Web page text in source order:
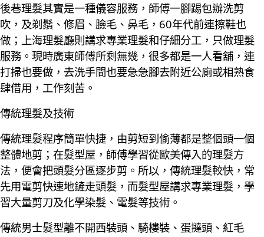
後巷理髮其實是一種儀容服務，師傅一腳踢包辦洗剪
吹，及剃鬚、修眉、臉毛、鼻毛，60年代前連擦鞋也
做；上海理髮廳則講求專業理髮和仔細分工，只做理髮
服務。現時廣東師傅所剩無幾，很多都是一人看舖，連
打掃也要做，去洗手間也要急急腳去附近公廁或相熟食
肆借用，工作刻苦。
傳統理髮及技術
傳統理髮程序簡單快捷，由剪短到偷薄都是整個頭一個
整體地剪；在髮型屋，師傅學習從歐美傳入的理髮方
法，便會把頭髮分區逐步剪。所以，傳統理髮較快，常
先用電剪快速地鏟走頭髮，而髮型屋講求專業理髮，學
習大量剪刀及化學染髮、電髮等技術。
傳統男士髮型離不開西裝頭、騎樓裝、蛋撻頭、紅毛